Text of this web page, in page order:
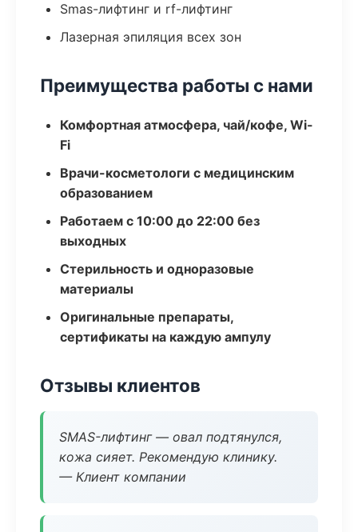
Smas-лифтинг и rf-лифтинг
Лазерная эпиляция всех зон
Преимущества работы с нами
Комфортная атмосфера, чай/кофе, Wi-
Fi
Врачи-косметологи с медицинским
образованием
Работаем с 10:00 до 22:00 без
выходных
Стерильность и одноразовые
материалы
Оригинальные препараты,
сертификаты на каждую ампулу
Отзывы клиентов
SMAS-лифтинг — овал подтянулся,
кожа сияет. Рекомендую клинику.
— Клиент компании